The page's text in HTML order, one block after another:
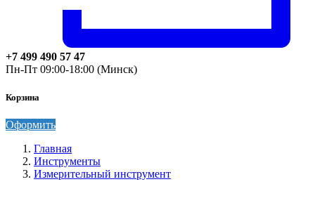
+7 499 490 57 47
Пн-Пт 09:00-18:00 (Минск)
Корзина
Оформить
Главная
Инструменты
Измерительный инструмент